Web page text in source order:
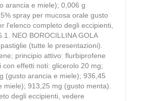
arancia e miele); 0,006 g
spray per mucosa orale gusto
l'elenco completo degli eccipienti,
NEO BOROCILLINA GOLA
(tutte le presentazioni).
principio attivo: flurbiprofene
con effetti noti: glicerolo 20 mg;
(gusto arancia e miele); 936,45
miele); 913,25 mg (gusto menta).
degli eccipienti, vedere